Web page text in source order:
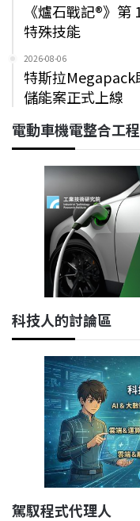
《爐石戰記®》
特殊技能
2026-08-06
特斯拉
儲能案正式上線
電動車機電整合工
科技人的討論區
駕馭程式代理人